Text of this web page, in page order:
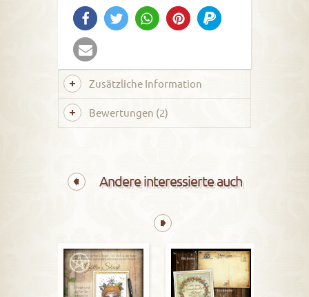
Zusätzliche Information
Bewertungen (2)
Andere interessierte auch